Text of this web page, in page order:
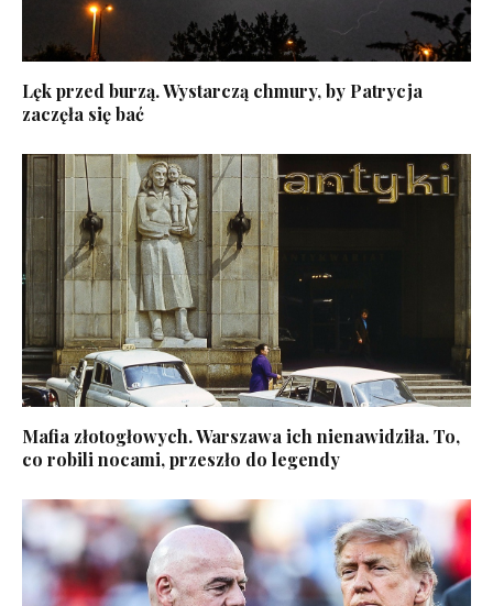
Lęk przed burzą. Wystarczą chmury, by Patrycja
zaczęła się bać
Mafia złotogłowych. Warszawa ich nienawidziła. To,
co robili nocami, przeszło do legendy